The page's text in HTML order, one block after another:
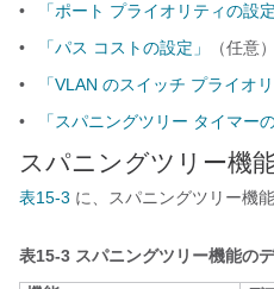
•
「ポート プライオリティの設定
•
「パス コストの設定」
（任意）
•
「VLAN のスイッチ プライオ
•
「スパニングツリー タイマーの
スパニングツリー機
表15-3 に、スパニングツリー機
表15-3 スパニングツリー機能の